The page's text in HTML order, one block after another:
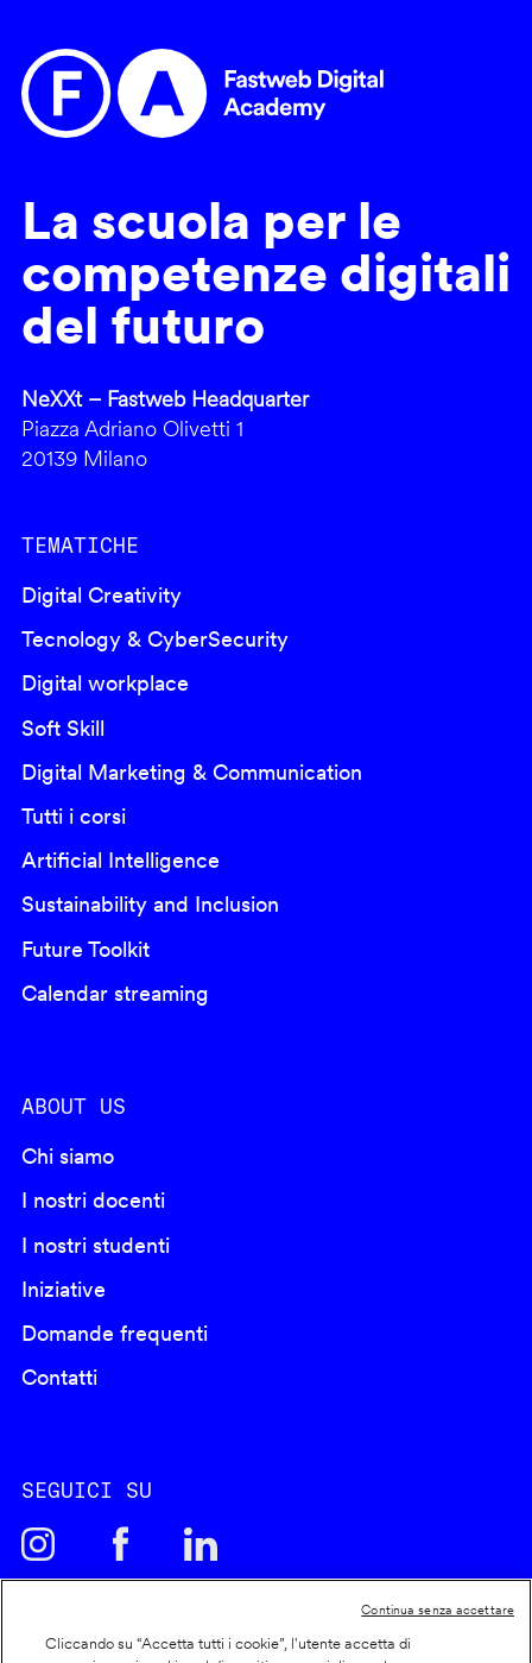
La scuola per le
competenze digitali
del futuro
NeXXt – Fastweb Headquarter
Piazza Adriano Olivetti 1
20139 Milano
TEMATICHE
Digital Creativity
Tecnology & CyberSecurity
Digital workplace
Soft Skill
Digital Marketing & Communication
Tutti i corsi
Artificial Intelligence
Sustainability and Inclusion
Future Toolkit
Calendar streaming
ABOUT US
Chi siamo
I nostri docenti
I nostri studenti
Iniziative
Domande frequenti
Contatti
SEGUICI SU
Cliccando su “Accetta tutti i cookie”, l'utente accetta di
Continua senza accettare